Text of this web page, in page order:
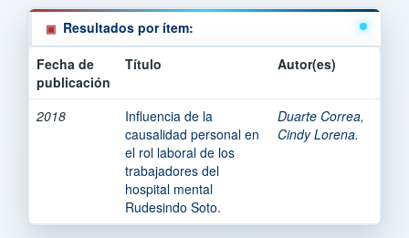
Resultados por ítem:
Fecha de
publicación
Título Autor(es)
2018
Influencia de la
causalidad personal en
el rol laboral de los
trabajadores del
hospital mental
Rudesindo Soto.
Duarte Correa,
Cindy Lorena.